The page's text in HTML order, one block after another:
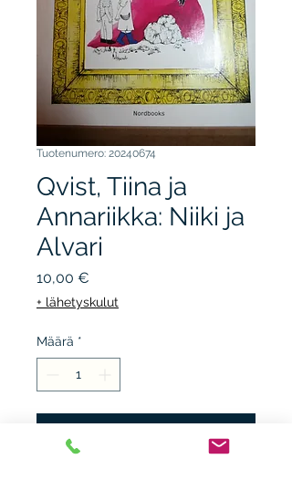
Tuotenumero: 20240674
Qvist, Tiina ja
Annariikka: Niiki ja
Alvari
10,00 €
+ lähetyskulut
Määrä *